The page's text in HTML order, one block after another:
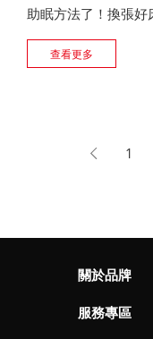
助眠方法了！換張
國美得麗床墊支撐你
查看更多
1
關於品牌
服務專區